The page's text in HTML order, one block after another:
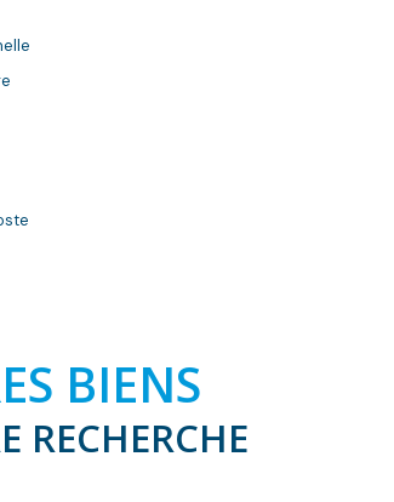
BIENS
RECHERCHE